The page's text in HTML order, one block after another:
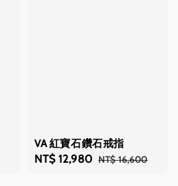
VA 紅寶石鑽石戒指
Sale
NT$ 12,980 Regular
NT$ 16,600